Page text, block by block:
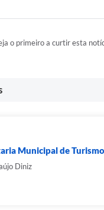
o primeiro a curtir esta
Municipal de Turismo
Diniz